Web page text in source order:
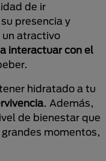
de ir
presencia y
un atractivo
interactuar con el
hidratado a tu
. Además,
de bienestar que
momentos,